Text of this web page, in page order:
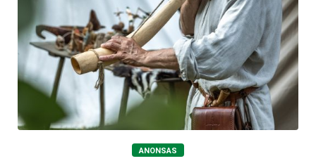
ANONSAS